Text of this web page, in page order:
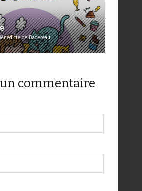
de Badereau
commentaire